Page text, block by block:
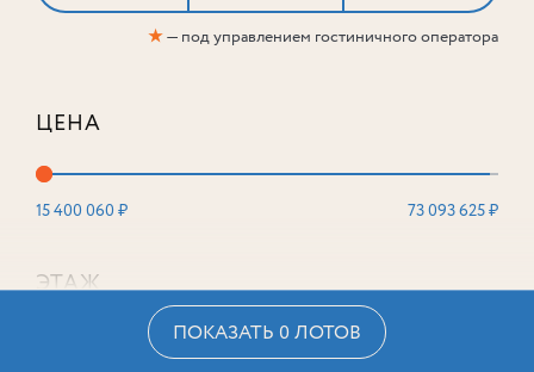
★— под управлением гостиничного оператора
ЦЕНА
15 400 060 ₽ 73 093 625 ₽
ЭТАЖ
ПОКАЗАТЬ 0 ЛОТОВ